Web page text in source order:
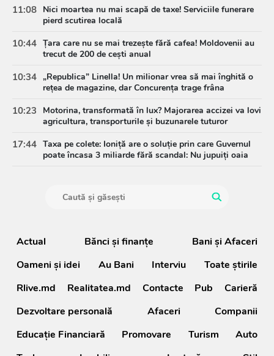
11:08 Nici moartea nu mai scapă de taxe! Serviciile funerare
pierd scutirea locală
10:44 Țara care nu se mai trezește fără cafea! Moldovenii au
trecut de 200 de cești anual
10:34 „Republica” Linella! Un milionar vrea să mai înghită o
rețea de magazine, dar Concurența trage frâna
10:23
Motorina, transformată în lux? Majorarea accizei va lovi
agricultura, transporturile și buzunarele tuturor
17:44 Taxa pe colete: Ioniță are o soluție prin care Guvernul
poate încasa 3 miliarde fără scandal: Nu jupuiți oaia
Actual Bănci şi finanţe
Bani și Afaceri
Oameni şi idei
Au Bani Interviu
Toate știrile
Rlive.md
Realitatea.md Contacte Pub
Carieră
Dezvoltare personală
Afaceri
Companii
Educație Financiară
Promovare Turism
Auto